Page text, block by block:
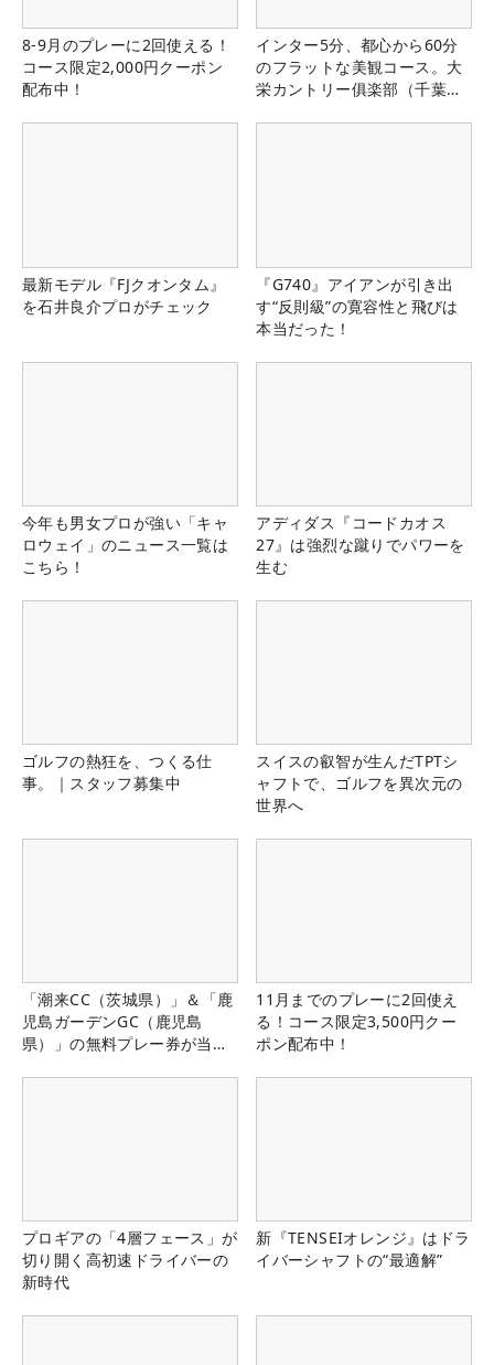
8-9月のプレーに2回使える！
コース限定2,000円クーポン
配布中！
インター5分、都心から60分
のフラットな美観コース。大
栄カントリー俱楽部（千葉
最新モデル『FJクオンタム』
を石井良介プロがチェック
『G740』アイアンが引き出
す“反則級”の寛容性と飛びは
本当だった！
今年も男女プロが強い「キャ
ロウェイ」のニュース一覧は
こちら！
アディダス『コードカオス
27』は強烈な蹴りでパワーを
生む
ゴルフの熱狂を、つくる仕
事。｜スタッフ募集中
スイスの叡智が生んだTPTシ
ャフトで、ゴルフを異次元の
世界へ
「潮来CC（茨城県）」＆「鹿
児島ガーデンGC（鹿児島
県）」の無料プレー券が当た
11月までのプレーに2回使え
る！コース限定3,500円クー
ポン配布中！
プロギアの「4層フェース」が
切り開く高初速ドライバーの
新時代
新『TENSEIオレンジ』はドラ
イバーシャフトの“最適解”